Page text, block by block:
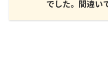
でした。間違い